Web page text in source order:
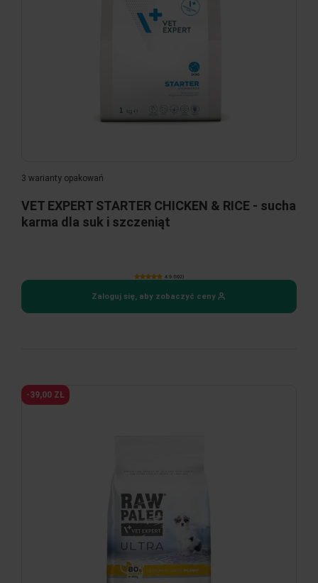
3 warianty opakowań
VET EXPERT STARTER CHICKEN & RICE - sucha
karma dla suk i szczeniąt
4.9 (102)
Zaloguj się, aby zobaczyć ceny
-39,00 ZŁ